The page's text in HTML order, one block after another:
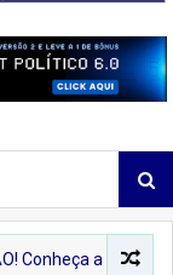
Plataforma